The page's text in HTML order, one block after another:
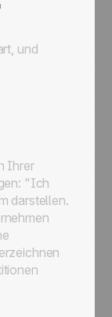
und
Ihrer
"Ich
darstellen.